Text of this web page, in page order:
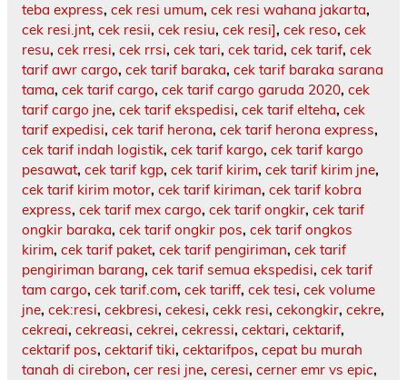
teba express, cek resi umum, cek resi wahana jakarta,
cek resi.jnt, cek resii, cek resiu, cek resi], cek reso, cek
resu, cek rresi, cek rrsi, cek tari, cek tarid, cek tarif, cek
tarif awr cargo, cek tarif baraka, cek tarif baraka sarana
tama, cek tarif cargo, cek tarif cargo garuda 2020, cek
tarif cargo jne, cek tarif ekspedisi, cek tarif elteha, cek
tarif expedisi, cek tarif herona, cek tarif herona express,
cek tarif indah logistik, cek tarif kargo, cek tarif kargo
pesawat, cek tarif kgp, cek tarif kirim, cek tarif kirim jne,
cek tarif kirim motor, cek tarif kiriman, cek tarif kobra
express, cek tarif mex cargo, cek tarif ongkir, cek tarif
ongkir baraka, cek tarif ongkir pos, cek tarif ongkos
kirim, cek tarif paket, cek tarif pengiriman, cek tarif
pengiriman barang, cek tarif semua ekspedisi, cek tarif
tam cargo, cek tarif.com, cek tariff, cek tesi, cek volume
jne, cek:resi, cekbresi, cekesi, cekk resi, cekongkir, cekre,
cekreai, cekreasi, cekrei, cekressi, cektari, cektarif,
cektarif pos, cektarif tiki, cektarifpos, cepat bu murah
tanah di cirebon, cer resi jne, ceresi, cerner emr vs epic,